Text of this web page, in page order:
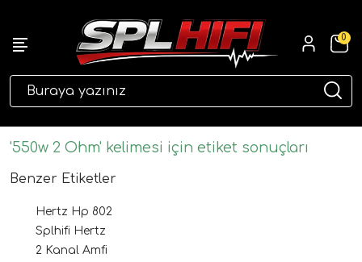
0
'550w 2 Ohm' kelimesi için etiket sonuçları
Benzer Etiketler
Hertz Hp 802
Splhifi Hertz
2 Kanal Amfi